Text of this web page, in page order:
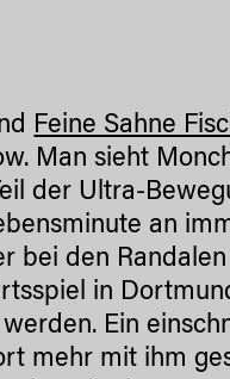
Feine Sahne
Man sieht
der Ultra-
an
bei den
in
Ein
mehr mit ihm